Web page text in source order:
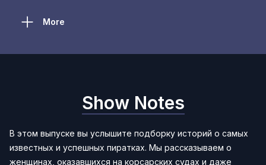
More
Show Notes
В этом выпуске вы услышите подборку историй о самых
известных и успешных пиратках. Мы рассказываем о
женщинах, оказавшихся на корсарских судах и даже